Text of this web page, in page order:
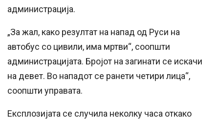
администрација.
„За жал, како резултат на напад од Руси на
автобус со цивили, има мртви“, соопшти
администрацијата. Бројот на загинати се искачи
на девет. Во нападот се ранети четири лица“,
соопшти управата.
Експлозијата се случила неколку часа откако